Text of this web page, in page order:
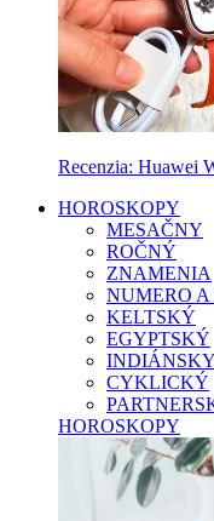
Recenzia: Huawei
HOROSKOPY
MESAČNY
ROČNÝ
ZNAMENIA
NUMERO
KELTSKÝ
EGYPTSKÝ
INDIÁNSKY
CYKLICKÝ
HOROSKOPY